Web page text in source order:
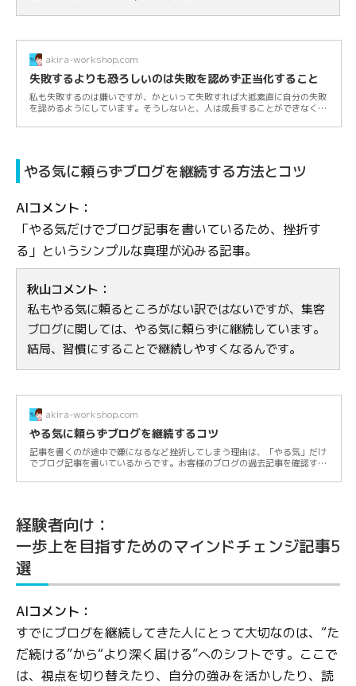
akira-workshop.com
失敗するよりも恐ろしいのは失敗を認めず正当化すること
私も失敗するのは嫌いですが、かといって失敗すれば大抵素直に自分の失敗
を認めるようにしています。そうしないと、人は成長することができなくな
やる気に頼らずブログを継続する方法とコツ
AIコメント：
「やる気だけでブログ記事を書いているため、挫折す
る」というシンプルな真理が沁みる記事。
秋山コメント：
私もやる気に頼るところがない訳ではないですが、集客
ブログに関しては、やる気に頼らずに継続しています。
結局、習慣にすることで継続しやすくなるんです。
akira-workshop.com
やる気に頼らずブログを継続するコツ
記事を書くのが途中で嫌になるなど挫折してしまう理由は、「やる気」だけ
でブログ記事を書いているからです。お客様のブログの過去記事を確認する
経験者向け：
一歩上を目指すためのマインドチェンジ記事5
選
AIコメント：
すでにブログを継続してきた人にとって大切なのは、“た
だ続ける”から“より深く届ける”へのシフトです。ここで
は、視点を切り替えたり、自分の強みを活かしたり、読